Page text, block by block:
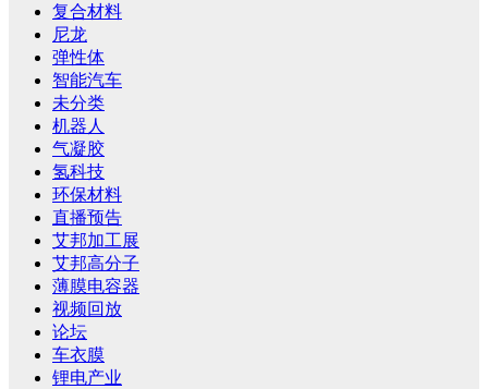
复合材料
尼龙
弹性体
智能汽车
未分类
机器人
气凝胶
氢科技
环保材料
直播预告
艾邦加工展
艾邦高分子
薄膜电容器
视频回放
论坛
车衣膜
锂电产业